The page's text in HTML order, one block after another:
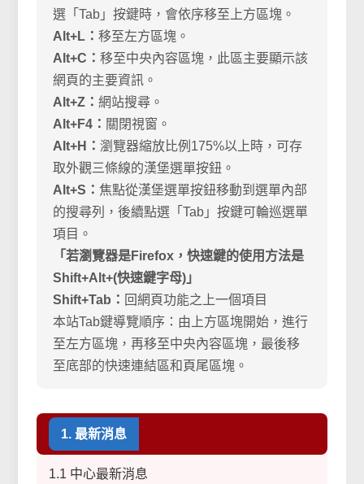
選「Tab」按鍵時，會依序移至上方區塊。
Alt+L：移至左方區塊。
Alt+C：移至中央內容區塊，此區主要顯示該
網頁的主要資訊。
Alt+Z：網站搜尋。
Alt+F4： 關閉視窗。
Alt+H：瀏覽器縮放比例175%以上時，可存
取外觀三條線的漢堡選單按鈕。
Alt+S：焦點從漢堡選單按鈕移動到選單內部
的搜尋列，後續點選「Tab」按鍵可輪巡選單
項目。
「若瀏覽器是Firefox，快速鍵的使用方法是
Shift+Alt+(快速鍵字母)」
Shift+Tab： 回網頁功能之上一個項目
本站Tab鍵導覽順序：由上方區塊開始，進行
至左方區塊，再移至中央內容區塊，最後移
至底部的快速連結區和頁尾區塊。
1. 最新消息
1.1 中心最新消息